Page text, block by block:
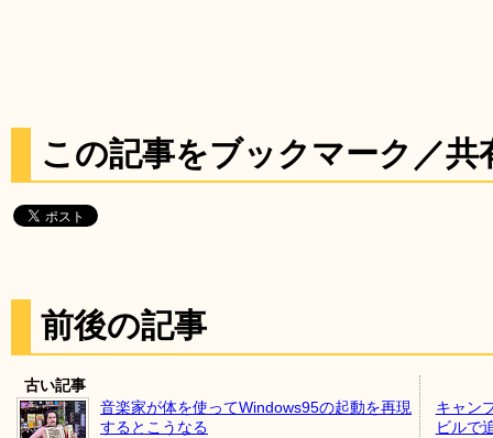
この記事をブックマーク／共
前後の記事
古い記事
音楽家が体を使ってWindows95の起動を再現
するとこうなる
キャン
ビルで